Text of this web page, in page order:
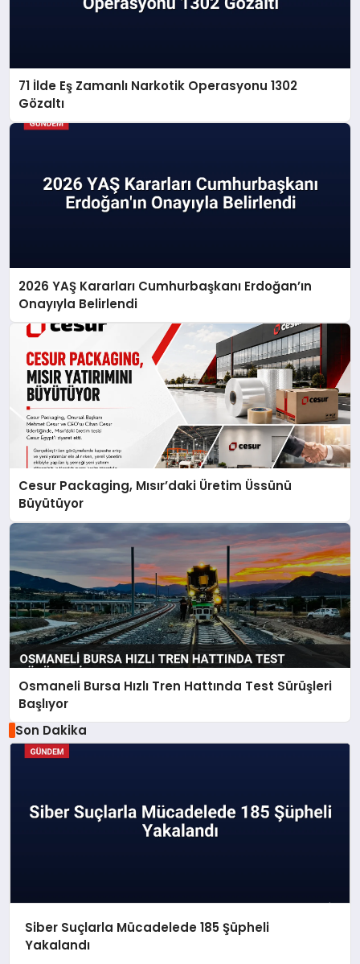
71 İlde Eş Zamanlı Narkotik Operasyonu 1302
Gözaltı
2026 YAŞ Kararları Cumhurbaşkanı Erdoğan’ın
Onayıyla Belirlendi
Cesur Packaging, Mısır’daki Üretim Üssünü
Büyütüyor
Osmaneli Bursa Hızlı Tren Hattında Test Sürüşleri
Başlıyor
Son Dakika
Siber Suçlarla Mücadelede 185 Şüpheli
Yakalandı